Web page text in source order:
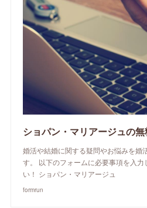
ショパン・マリアージュの
婚活や結婚に関する疑問やお悩みを婚
す。 以下のフォームに必要事項を入
い！ ショパン・マリアージュ
formrun